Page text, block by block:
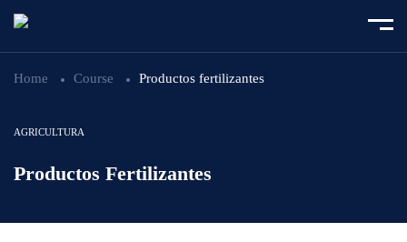
Home Course Productos fertilizantes
AGRICULTURA
Productos Fertilizantes